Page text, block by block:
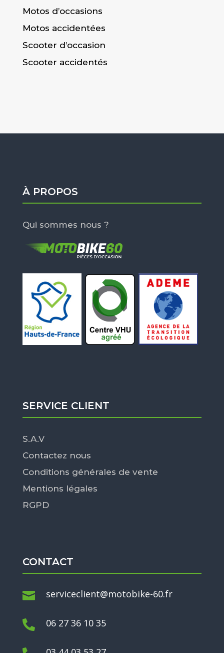
Motos d’occasions
Motos accidentées
Scooter d’occasion
Scooter accidentés
À PROPOS
Qui sommes nous ?
SERVICE CLIENT
S.A.V
Contactez nous
Conditions générales de vente
Mentions légales
RGPD
CONTACT
 serviceclient@motobike-60.fr
 06 27 36 10 35